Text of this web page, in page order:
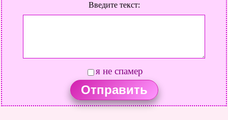
Введите текст:
я не спамер